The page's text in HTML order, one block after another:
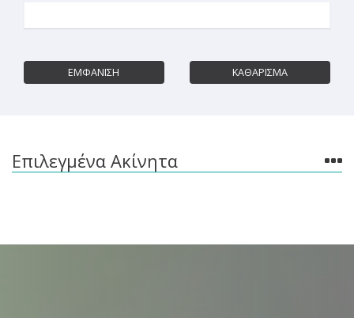
ΕΜΦΑΝΙΣΗ ΚΑΘΑΡΙΣΜΑ
Επιλεγμένα Ακίνητα